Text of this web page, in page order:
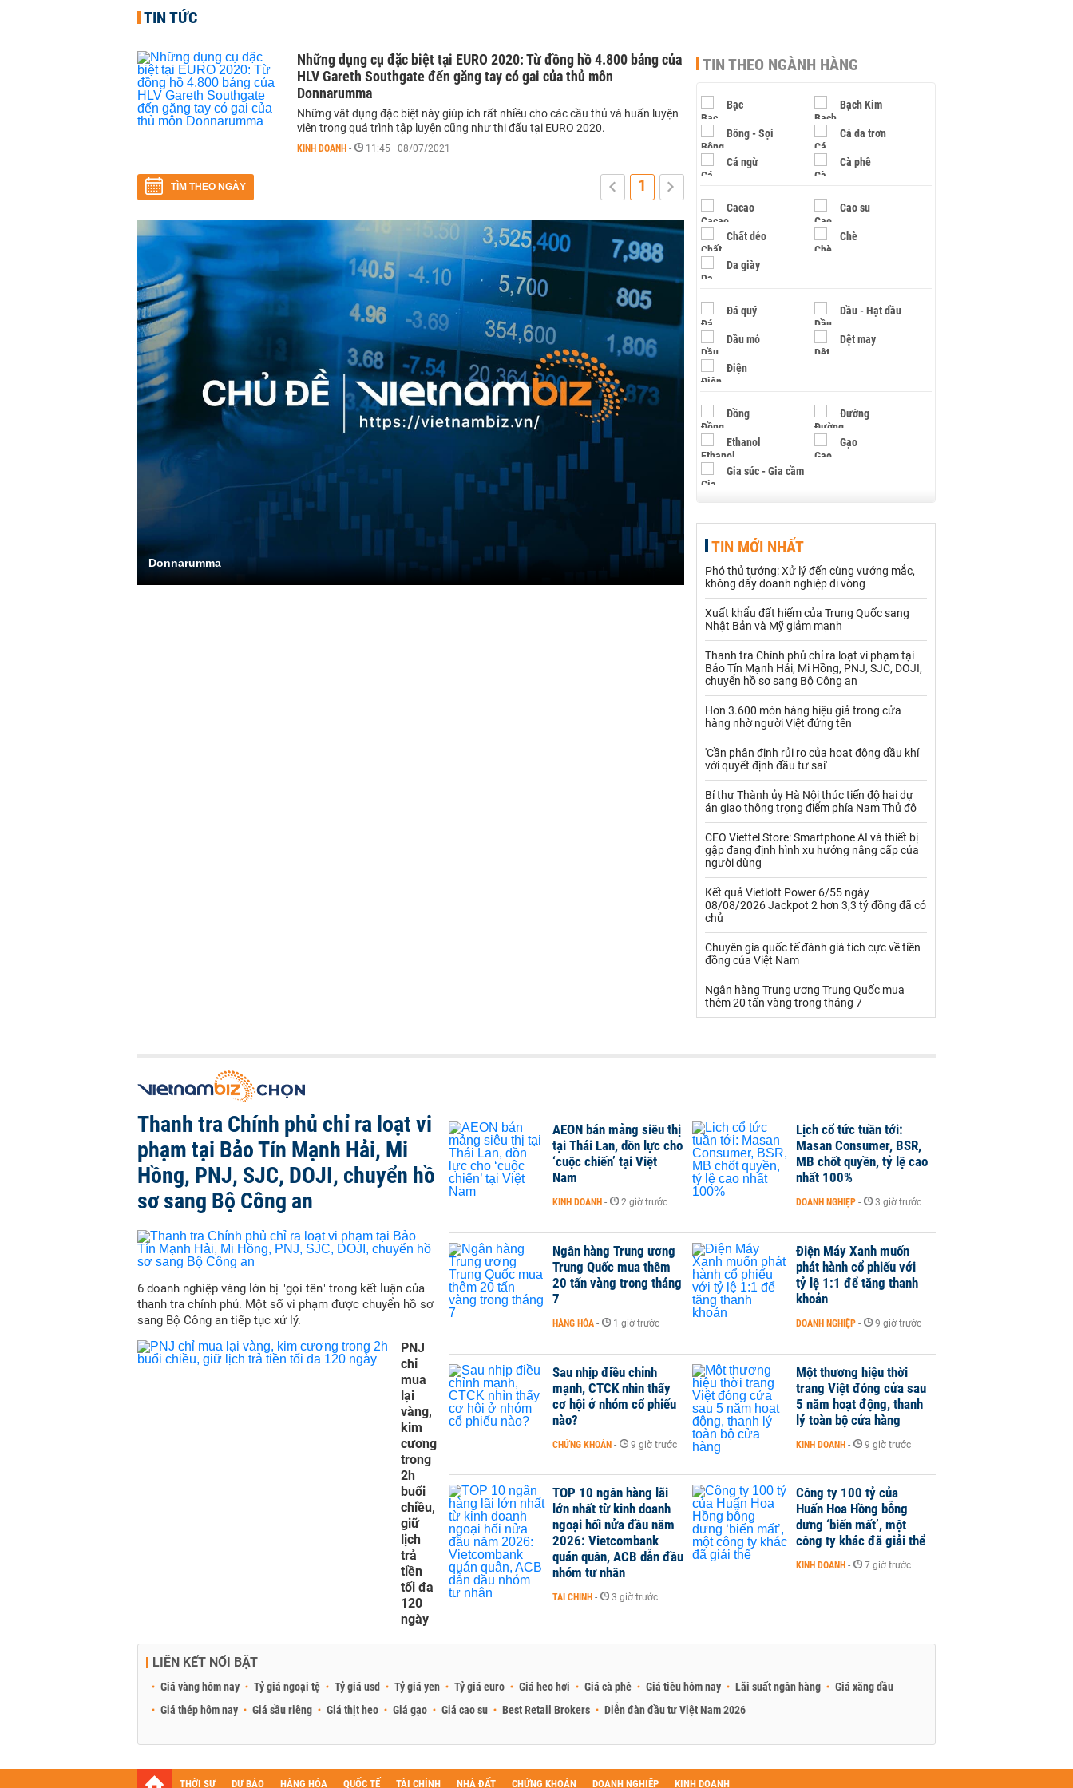
TIN TỨC
Những dụng cụ đặc biệt tại EURO 2020: Từ đồng hồ 4.800 bảng của
HLV Gareth Southgate đến găng tay có gai của thủ môn
Donnarumma
Những vật dụng đặc biệt này giúp ích rất nhiều cho các cầu thủ và huấn luyện
viên trong quá trình tập luyện cũng như thi đấu tại EURO 2020.
KINH DOANH - 11:45 | 08/07/2021
TÌM THEO NGÀY 1
Donnarumma
TIN THEO NGÀNH HÀNG
Bạc Bạch Kim
Bông - Sợi Cá da trơn
Cá ngừ Cà phê
Cacao Cao su
Chất dẻo Chè
Da giày
Đá quý Dầu - Hạt dầu
Dầu mỏ Dệt may
Điện
Đồng Đường
Ethanol Gạo
Gia súc - Gia cầm
Hạt điều
Khí đốt
Kim loại khác Mắc ca
Muối Ngũ cốc
Nhựa - Hạt nhựa
Palladium Phân bón
Rau - Củ -Quả Sắt thép
Sữa
Than Thức ăn chăn nuôi
Thủy hải sản khác Tôm
Xi măng - Clynker
TIN MỚI NHẤT
Phó thủ tướng: Xử lý đến cùng vướng mắc,
không đẩy doanh nghiệp đi vòng
Xuất khẩu đất hiếm của Trung Quốc sang
Nhật Bản và Mỹ giảm mạnh
Thanh tra Chính phủ chỉ ra loạt vi phạm tại
Bảo Tín Mạnh Hải, Mi Hồng, PNJ, SJC, DOJI,
chuyển hồ sơ sang Bộ Công an
Hơn 3.600 món hàng hiệu giả trong cửa
hàng nhờ người Việt đứng tên
'Cần phân định rủi ro của hoạt động dầu khí
với quyết định đầu tư sai'
Bí thư Thành ủy Hà Nội thúc tiến độ hai dự
án giao thông trọng điểm phía Nam Thủ đô
CEO Viettel Store: Smartphone AI và thiết bị
gập đang định hình xu hướng nâng cấp của
người dùng
Kết quả Vietlott Power 6/55 ngày
08/08/2026 Jackpot 2 hơn 3,3 tỷ đồng đã có
chủ
Chuyên gia quốc tế đánh giá tích cực về tiền
đồng của Việt Nam
Ngân hàng Trung ương Trung Quốc mua
thêm 20 tấn vàng trong tháng 7
Thanh tra Chính phủ chỉ ra loạt vi
phạm tại Bảo Tín Mạnh Hải, Mi
Hồng, PNJ, SJC, DOJI, chuyển hồ
sơ sang Bộ Công an
6 doanh nghiệp vàng lớn bị "gọi tên" trong kết luận của
thanh tra chính phủ. Một số vi phạm được chuyển hồ sơ
sang Bộ Công an tiếp tục xử lý.
PNJ
chỉ
mua
lại
vàng,
kim
cương
trong
2h
buổi
chiều,
giữ
lịch
trả
tiền
tối đa
120
ngày
AEON bán mảng siêu thị
tại Thái Lan, dồn lực cho
‘cuộc chiến’ tại Việt
Nam
KINH DOANH - 2 giờ trước
Lịch cổ tức tuần tới:
Masan Consumer, BSR,
MB chốt quyền, tỷ lệ cao
nhất 100%
DOANH NGHIỆP - 3 giờ trước
Ngân hàng Trung ương
Trung Quốc mua thêm
20 tấn vàng trong tháng
7
HÀNG HÓA - 1 giờ trước
Điện Máy Xanh muốn
phát hành cổ phiếu với
tỷ lệ 1:1 để tăng thanh
khoản
DOANH NGHIỆP - 9 giờ trước
Sau nhịp điều chỉnh
mạnh, CTCK nhìn thấy
cơ hội ở nhóm cổ phiếu
nào?
CHỨNG KHOÁN - 9 giờ trước
Một thương hiệu thời
trang Việt đóng cửa sau
5 năm hoạt động, thanh
lý toàn bộ cửa hàng
KINH DOANH - 9 giờ trước
TOP 10 ngân hàng lãi
lớn nhất từ kinh doanh
ngoại hối nửa đầu năm
2026: Vietcombank
quán quân, ACB dẫn đầu
nhóm tư nhân
TÀI CHÍNH - 3 giờ trước
Công ty 100 tỷ của
Huấn Hoa Hồng bỗng
dưng ‘biến mất’, một
công ty khác đã giải thể
KINH DOANH - 7 giờ trước
LIÊN KẾT NỔI BẬT
Giá vàng hôm nay Tỷ giá ngoại tệ Tỷ giá usd Tỷ giá yen Tỷ giá euro Giá heo hơi Giá cà phê Giá tiêu hôm nay Lãi suất ngân hàng
Giá xăng dầu
Giá thép hôm nay
Giá sầu riêng Giá thịt heo Giá gạo Giá cao su Best Retail Brokers Diễn đàn đầu tư Việt Nam 2026
THỜI SỰ DỰ BÁO HÀNG HÓA QUỐC TẾ TÀI CHÍNH NHÀ ĐẤT CHỨNG KHOÁN DOANH NGHIỆP KINH DOANH